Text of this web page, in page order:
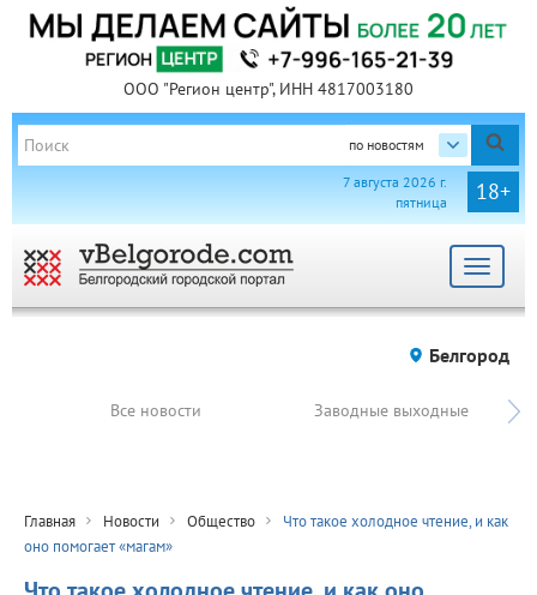
ООО "Регион центр", ИНН 4817003180
по новостям
18+
7 августа 2026 г.
пятница
Toggle
Белгород
Все новости Заводные выходные
Главная Новости Общество
Что такое холодное чтение, и как
оно помогает «магам»